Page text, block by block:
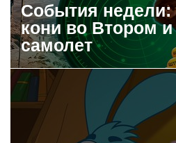
События
кони во Втором
самолет